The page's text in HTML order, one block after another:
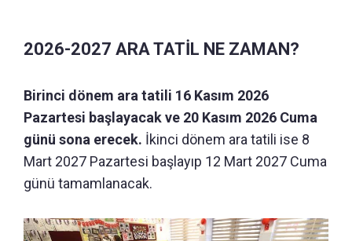
2026-2027 ARA TATİL NE ZAMAN?
Birinci dönem ara tatili 16 Kasım 2026
Pazartesi başlayacak ve 20 Kasım 2026 Cuma
günü sona erecek. İkinci dönem ara tatili ise 8
Mart 2027 Pazartesi başlayıp 12 Mart 2027 Cuma
günü tamamlanacak.